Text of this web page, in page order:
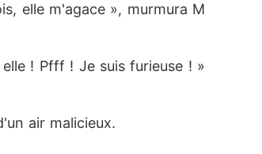
elle m'agace », murmura M
! Pfff ! Je suis furieuse ! »
air malicieux.